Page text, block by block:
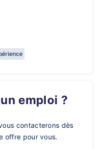
un emploi ?
contacterons dès
offre pour vous.